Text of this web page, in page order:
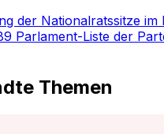
der Nationalratssitze im
Parlament-Liste der
Themen